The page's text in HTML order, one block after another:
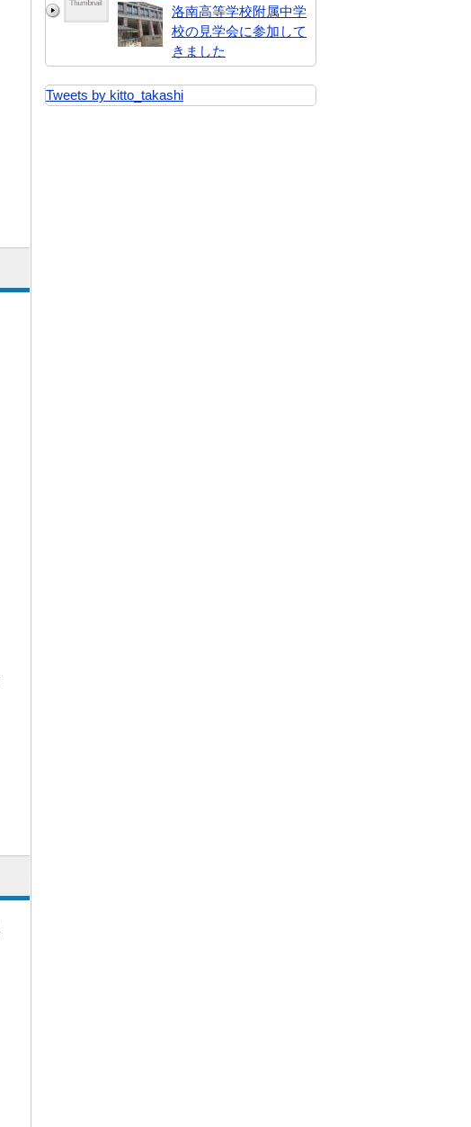
洛南高等学校附属中学
校の見学会に参加して
きました
Tweets by kitto_takashi